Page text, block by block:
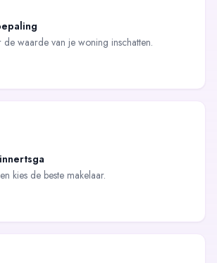
de waarde van je woning inschatten.
kies de beste makelaar.